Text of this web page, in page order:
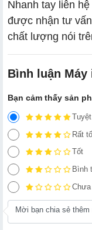
Nhanh tay liên
được nhận tư
chất lượng nói
Bình luận Máy
Bạn cảm thấy sản
Rất
Tốt
Bình